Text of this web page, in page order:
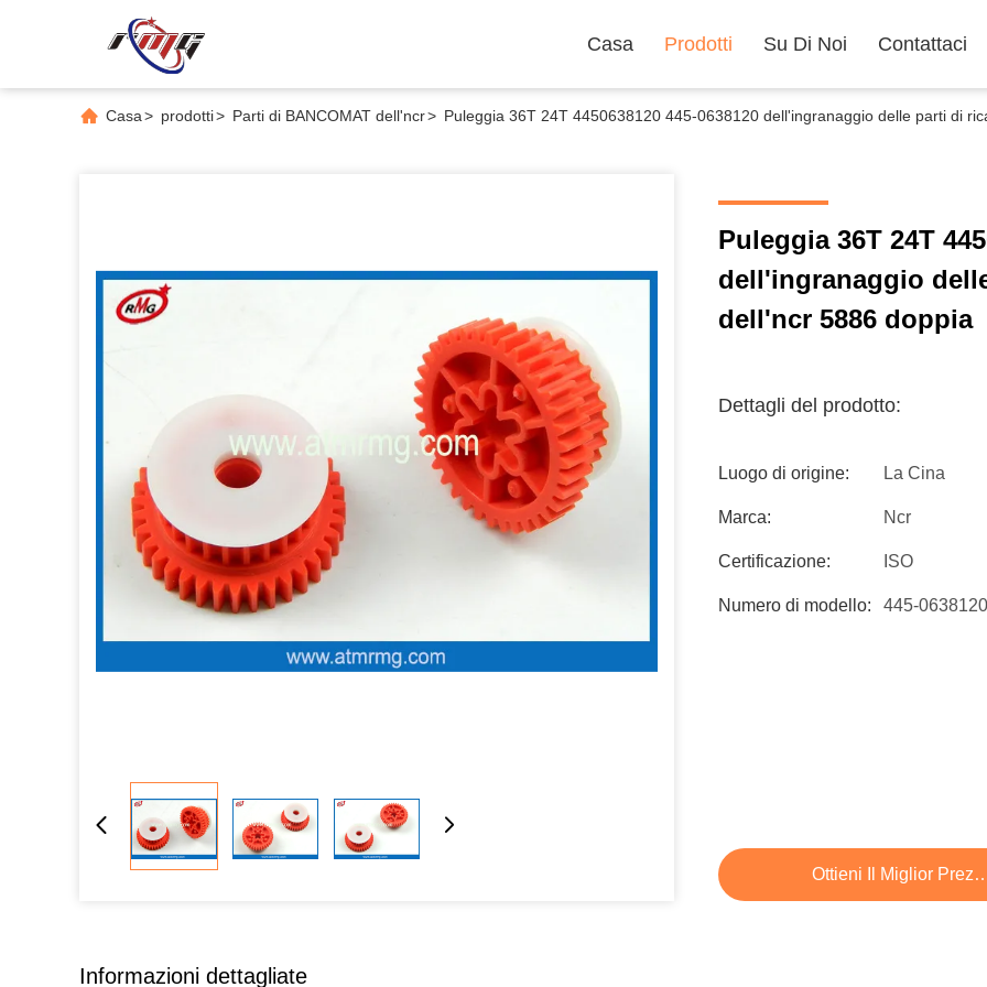
Casa Prodotti Su Di Noi Contattaci
Casa> prodotti> Parti di BANCOMAT dell'ncr> Puleggia 36T 24T 4450638120 445-0638120 dell'ingranaggio delle parti di
Puleggia 36T 24T
dell'ingranaggio
dell'ncr 5886 doppia
Dettagli del prodotto:
Luogo di origine: La Cina
Marca: Ncr
Certificazione: ISO
Numero di modello: 445-0638120
Ottieni Il Miglior
Informazioni dettagliate